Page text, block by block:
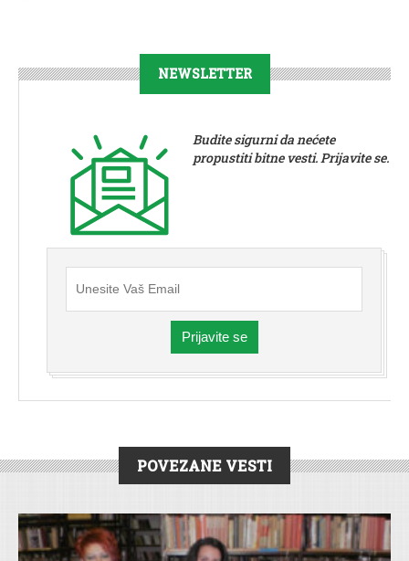
NEWSLETTER
Budite sigurni da nećete
propustiti bitne vesti. Prijavite se.
Prijavite se
POVEZANE VESTI